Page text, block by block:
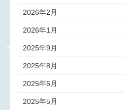
2026年2月
2026年1月
2025年9月
2025年8月
2025年6月
2025年5月